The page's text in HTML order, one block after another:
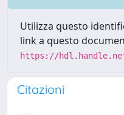
Utilizza questo
link a questo
https://
Citazioni